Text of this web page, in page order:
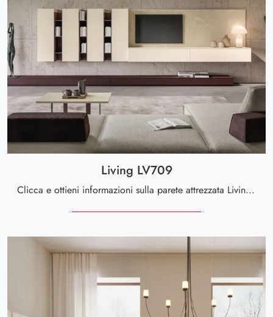
Living LV709
Clicca e ottieni informazioni sulla parete attrezzata Living LV709 della marca Giessegi: è la soluzione dalle linee moderne perfetta per te.